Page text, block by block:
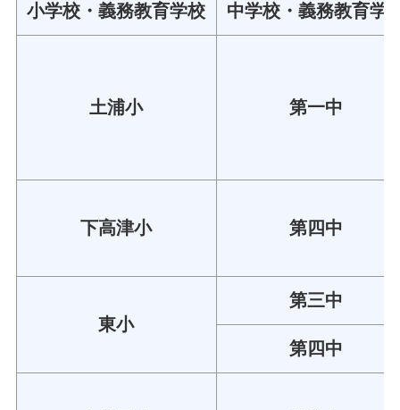
小学校・義務教育学校 中学校・義務教育学
土浦小 第一中
下高津小 第四中
東小
第三中
第四中